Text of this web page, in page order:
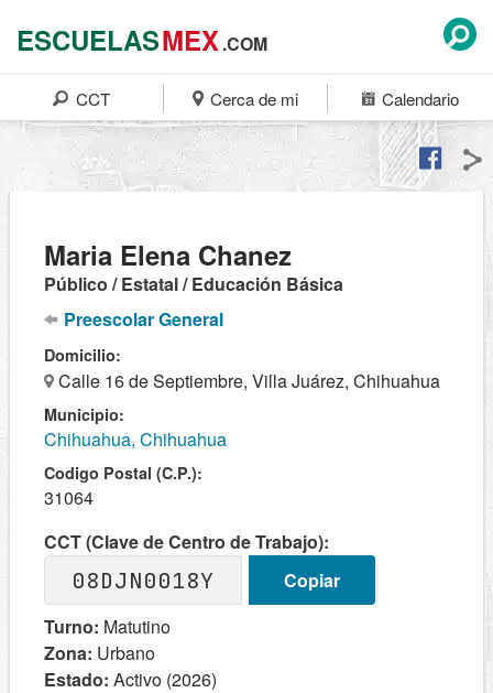
ESCUELASMEX.COM
CCT Cerca de mi Calendario
Maria Elena Chanez
Público / Estatal / Educación Básica
Preescolar General
Domicilio:
Calle 16 de Septiembre, Villa Juárez, Chihuahua
Municipio:
Chihuahua, Chihuahua
Codigo Postal (C.P.):
31064
CCT (Clave de Centro de Trabajo):
08DJN0018Y
Copiar
Turno: Matutino
Zona: Urbano
Estado: Activo (2026)